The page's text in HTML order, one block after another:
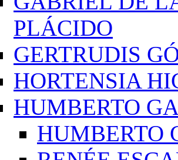
PLÁCIDO
GERTRUDIS
HORTENSIA
HUMBERTO
HUMBERTO